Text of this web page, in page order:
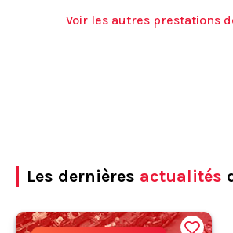
Voir les autres prestations
Les dernières actualités